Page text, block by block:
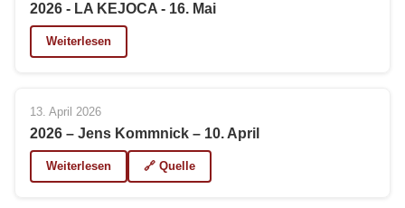
2026 - LA KEJOCA - 16. Mai
Weiterlesen
13. April 2026
2026 – Jens Kommnick – 10. April
Weiterlesen 🔗 Quelle